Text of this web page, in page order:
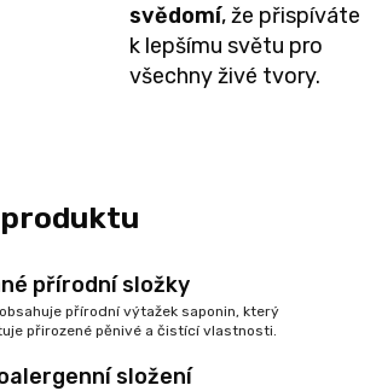
svědomí, že přispíváte
k lepšímu světu pro
všechny živé tvory.
přírodní složky
přírodní výtažek saponin, který
přirozené pěnivé a čistící vlastnosti.
složení